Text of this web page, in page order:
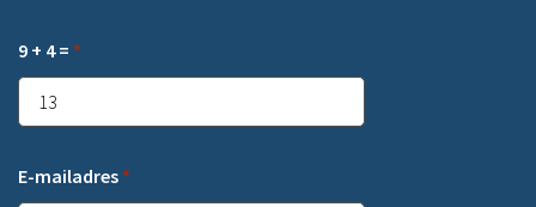
9 + 4 = *
E-mailadres *